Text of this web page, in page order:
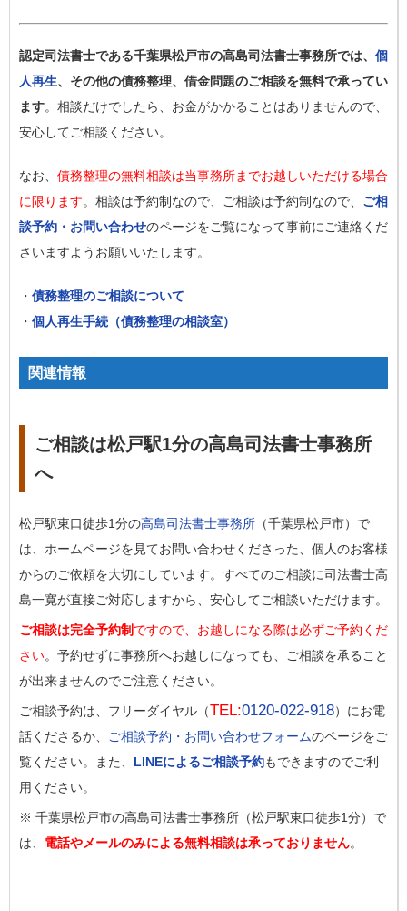
認定司法書士である千葉県松戸市の高島司法書士事務所では、 個
人再生、その他の債務整理、借金問題のご相談を無料で承ってい
ます。相談だけでしたら、お金がかかることはありませんので、
安心してご相談ください。
なお、 債務整理の無料相談は当事務所までお越しいただける場合
に限ります。相談は予約制なので、ご相談は予約制なので、 ご相
談予約・お問い合わせのページをご覧になって事前にご連絡くだ
さいますようお願いいたします。
・ 債務整理のご相談について
・ 個人再生手続（債務整理の相談室）
関連情報
ご相談は松戸駅1分の高島司法書士事務所
へ
松戸駅東口徒歩1分の高島司法書士事務所 （千葉県松戸市）で
は、ホームページを見てお問い合わせくださった、個人のお客様
からのご依頼を大切にしています。すべてのご相談に司法書士高
島一寛が直接ご対応しますから、安心してご相談いただけます。
ご相談は完全予約制 ですので、お越しになる際は必ずご予約くだ
さい。予約せずに事務所へお越しになっても、ご相談を承ること
が出来ませんのでご注意ください。
ご相談予約は、フリーダイヤル（TEL:0120-022-918）にお電
話くださるか、
ご相談予約・お問い合わせフォームのページをご
覧ください。また、 LINEによるご相談予約もできますのでご利
用ください。
※ 千葉県松戸市の高島司法書士事務所（松戸駅東口徒歩1分）で
は、 電話やメールのみによる無料相談は承っておりません。